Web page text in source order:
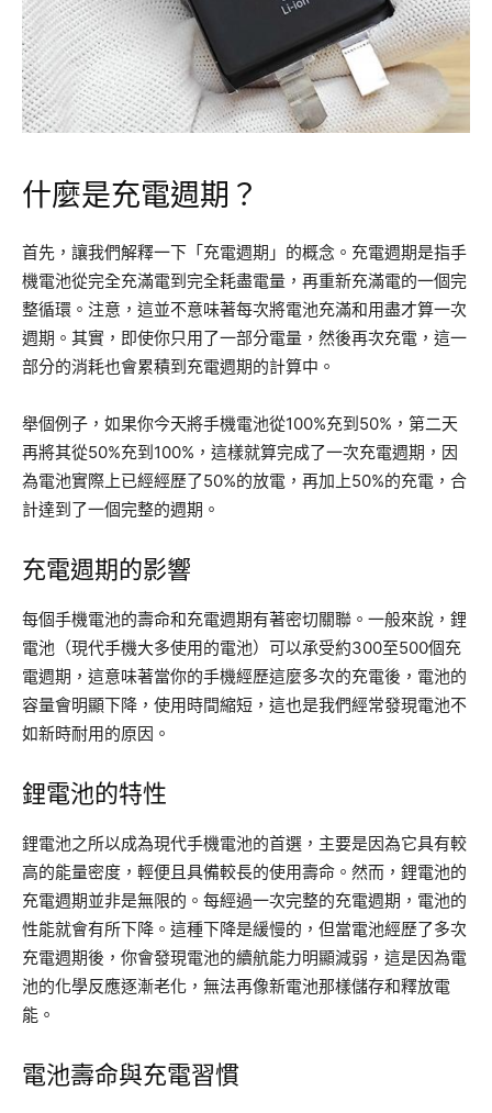
什麼是充電週期？
首先，讓我們解釋一下「充電週期」的概念。充電週期是指手
機電池從完全充滿電到完全耗盡電量，再重新充滿電的一個完
整循環。注意，這並不意味著每次將電池充滿和用盡才算一次
週期。其實，即使你只用了一部分電量，然後再次充電，這一
部分的消耗也會累積到充電週期的計算中。
舉個例子，如果你今天將手機電池從100%充到50%，第二天
再將其從50%充到100%，這樣就算完成了一次充電週期，因
為電池實際上已經經歷了50%的放電，再加上50%的充電，合
計達到了一個完整的週期。
充電週期的影響
每個手機電池的壽命和充電週期有著密切關聯。一般來說，鋰
電池（現代手機大多使用的電池）可以承受約300至500個充
電週期，這意味著當你的手機經歷這麼多次的充電後，電池的
容量會明顯下降，使用時間縮短，這也是我們經常發現電池不
如新時耐用的原因。
鋰電池的特性
鋰電池之所以成為現代手機電池的首選，主要是因為它具有較
高的能量密度，輕便且具備較長的使用壽命。然而，鋰電池的
充電週期並非是無限的。每經過一次完整的充電週期，電池的
性能就會有所下降。這種下降是緩慢的，但當電池經歷了多次
充電週期後，你會發現電池的續航能力明顯減弱，這是因為電
池的化學反應逐漸老化，無法再像新電池那樣儲存和釋放電
能。
電池壽命與充電習慣